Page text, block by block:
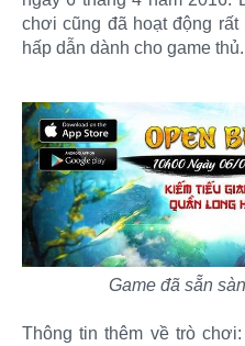
chơi cũng đã hoạt động
hấp dẫn dành cho game thủ.
Game đã sẵn
Thông tin thêm về trò